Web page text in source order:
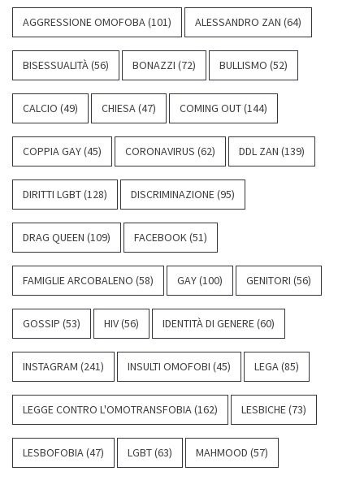
AGGRESSIONE OMOFOBA(101) ALESSANDRO ZAN (64)
BISESSUALITÀ(56) BONAZZI (72) BULLISMO (52)
CALCIO (49) CHIESA(47) COMING OUT(144)
COPPIA GAY(45) CORONAVIRUS (62) DDL ZAN (139)
DIRITTI LGBT(128) DISCRIMINAZIONE(95)
DRAG QUEEN (109) FACEBOOK(51)
FAMIGLIE ARCOBALENO (58) GAY(100) GENITORI (56)
GOSSIP (53) HIV(56) IDENTITÀ DI GENERE(60)
INSTAGRAM (241) INSULTI OMOFOBI (45) LEGA(85)
LEGGE CONTRO L'OMOTRANSFOBIA(162) LESBICHE(73)
LESBOFOBIA(47) LGBT(63) MAHMOOD (57)